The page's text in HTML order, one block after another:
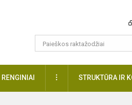
RENGINIAI DAUGIAUSTRUKTŪRA IR